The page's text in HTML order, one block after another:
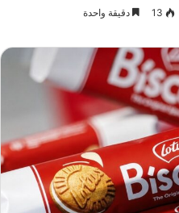
13 دقيقة واحدة